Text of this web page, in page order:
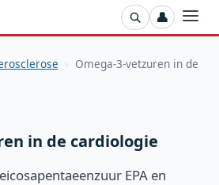
👤
› Omega-3-vetzuren in de
in de cardiologie
EPA en